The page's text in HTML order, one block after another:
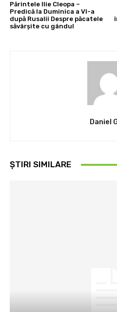
Părintele Ilie Cleopa –
Predică la Duminica a VI-a
după Rusalii Despre păcatele
săvârşite cu gândul
Daniel
ȘTIRI SIMILARE